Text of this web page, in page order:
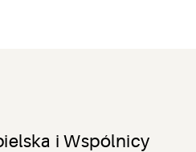
i Wspólnicy